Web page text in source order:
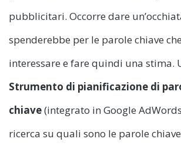
pubblicitari. Occorre dare
spenderebbe per le parole chiave
interessare e fare quindi una stima.
Strumento di pianificazione di
chiave(integrato in Google
ricerca su quali sono le parole